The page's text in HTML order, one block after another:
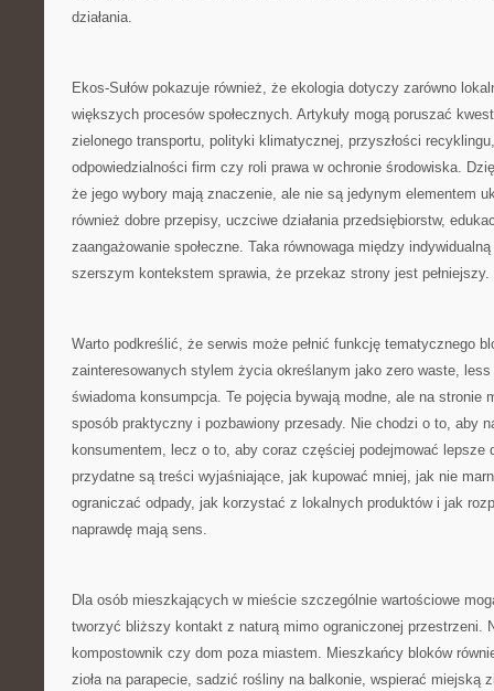
działania.
Ekos-Sułów pokazuje również, że ekologia dotyczy zarówno
większych procesów społecznych. Artykuły mogą poruszać
zielonego transportu, polityki klimatycznej, przyszłości
odpowiedzialności firm czy roli prawa w ochronie środowiska.
że jego wybory mają znaczenie, ale nie są jedynym elementem
również dobre przepisy, uczciwe działania przedsiębiorstw,
zaangażowanie społeczne. Taka równowaga między
szerszym kontekstem sprawia, że przekaz strony jest pełniejszy.
Warto podkreślić, że serwis może pełnić funkcję tematycznego
zainteresowanych stylem życia określanym jako zero waste,
świadoma konsumpcja. Te pojęcia bywają modne, ale na stronie
sposób praktyczny i pozbawiony przesady. Nie chodzi o to, aby
konsumentem, lecz o to, aby coraz częściej podejmować lepsze
przydatne są treści wyjaśniające, jak kupować mniej, jak nie
ograniczać odpady, jak korzystać z lokalnych produktów i jak
naprawdę mają sens.
Dla osób mieszkających w mieście szczególnie wartościowe
tworzyć bliższy kontakt z naturą mimo ograniczonej przestrzeni.
kompostownik czy dom poza miastem. Mieszkańcy bloków
zioła na parapecie, sadzić rośliny na balkonie, wspierać miejską